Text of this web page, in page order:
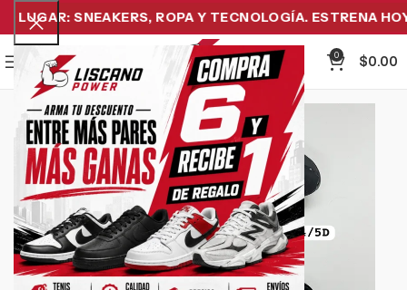
SNEAKERS, ROPA Y TECNOLOGÍA. ESTRENA HOY
Menu
0
$0.00
-15%